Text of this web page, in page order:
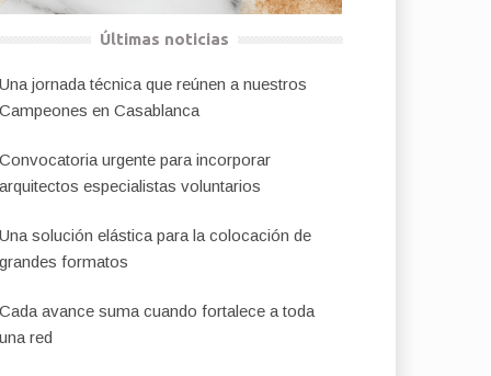
Últimas noticias
Una jornada técnica que reúnen a nuestros
Campeones en Casablanca
Convocatoria urgente para incorporar
arquitectos especialistas voluntarios
Una solución elástica para la colocación de
grandes formatos
Cada avance suma cuando fortalece a toda
una red